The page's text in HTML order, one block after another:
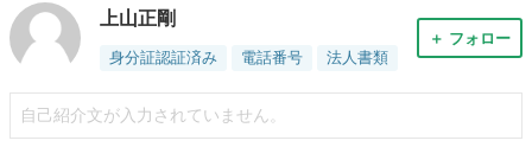
上山正剛
身分証認証済み 電話番号 法人書類
＋ フォロー
自己紹介文が入力されていません。